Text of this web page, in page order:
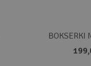
BOKSERKI